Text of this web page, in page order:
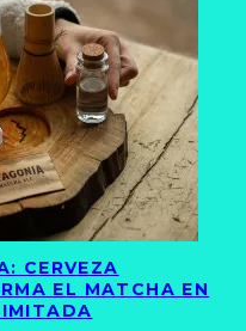
CERVEZA
EL MATCHA EN